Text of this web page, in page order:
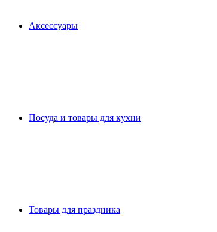
Аксессуары
Посуда и товары для кухни
Товары для праздника